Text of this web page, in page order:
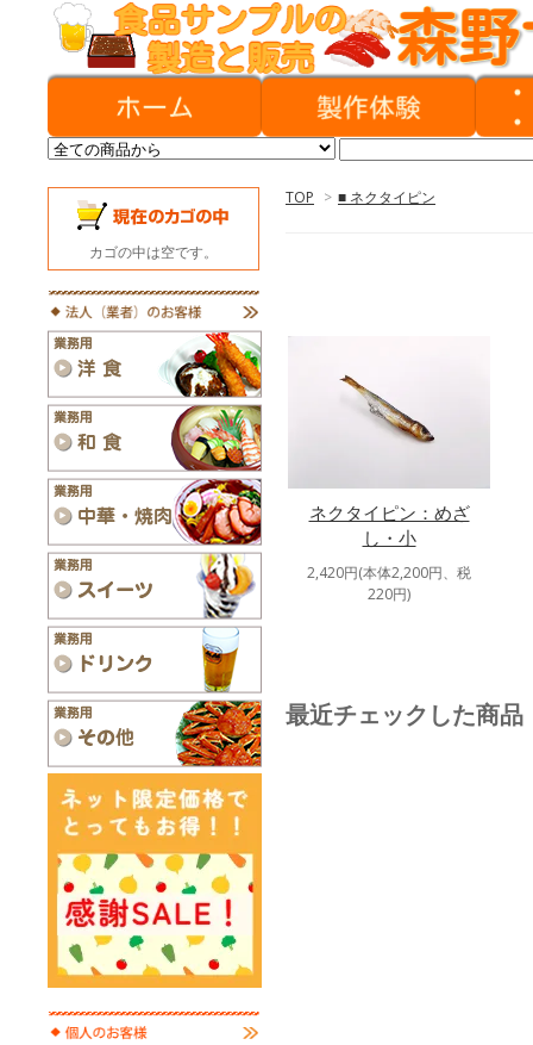
TOP > ■ ネクタイピン
ネクタイピン：めざ
し・小
2,420円(本体2,200円、税
220円)
最近チェックした商品
カゴの中は空です。